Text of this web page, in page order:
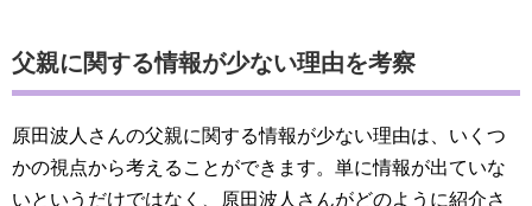
父親に関する情報が少ない理由を考察
原田波人さんの父親に関する情報が少ない理由は、いくつ
かの視点から考えることができます。単に情報が出ていな
いというだけではなく、原田波人さんがどのように紹介さ